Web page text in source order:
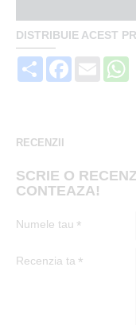
DISTRIBUIE ACEST
Share Facebook
Email
RECENZII
SCRIE O
CONTEAZA!
Numele tau
Recenzia ta